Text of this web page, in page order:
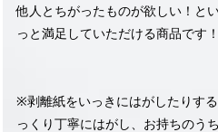
他人とちがったものが欲しい！と
っと満足していただける商品です！
※剥離紙をいっきにはがしたりす
っくり丁寧にはがし、お持ちのう